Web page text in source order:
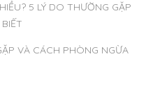
5 LÝ DO THƯỜNG GẶP
VÀ CÁCH PHÒNG NGỪA